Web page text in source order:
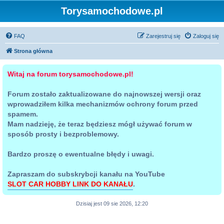
Torysamochodowe.pl
FAQ Zaloguj się
Zarejestruj się
Strona główna
Witaj na forum torysamochodowe.pl!
Forum zostało zaktualizowane do najnowszej wersji oraz
wprowadziłem kilka mechanizmów ochrony forum przed
spamem.
Mam nadzieję, że teraz będziesz mógł używać forum w
sposób prosty i bezproblemowy.
Bardzo proszę o ewentualne błędy i uwagi.
Zapraszam do subskrybcji kanału na YouTube
SLOT CAR HOBBY LINK DO KANAŁU.
Dzisiaj jest 09 sie 2026, 12:20